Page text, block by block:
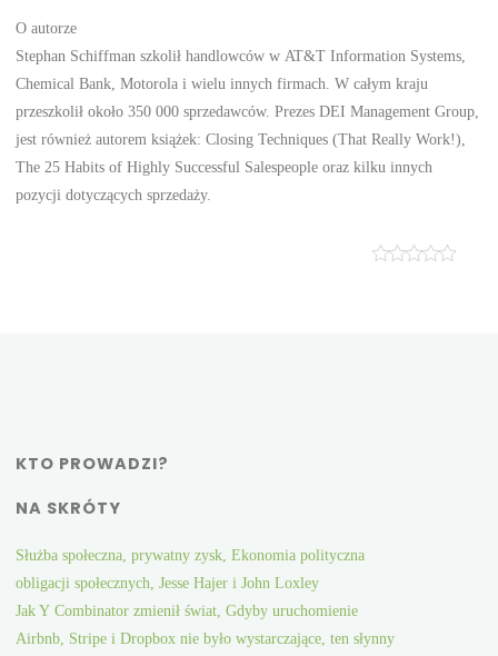
O autorze
Stephan Schiffman szkolił handlowców w AT&T Information Systems,
Chemical Bank, Motorola i wielu innych firmach. W całym kraju
przeszkolił około 350 000 sprzedawców. Prezes DEI Management Group,
jest również autorem książek: Closing Techniques (That Really Work!),
The 25 Habits of Highly Successful Salespeople oraz kilku innych
pozycji dotyczących sprzedaży.
KTO PROWADZI?
NA SKRÓTY
Służba społeczna, prywatny zysk, Ekonomia polityczna
obligacji społecznych, Jesse Hajer i John Loxley
Jak Y Combinator zmienił świat, Gdyby uruchomienie
Airbnb, Stripe i Dropbox nie było wystarczające, ten słynny